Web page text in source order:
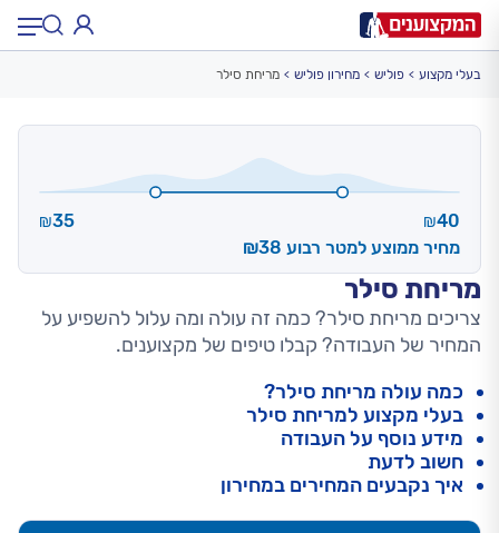
מריחת סילר
צריכים מריחת סילר? כמה זה עולה ומה עלול להשפיע על
המחיר של העבודה? קבלו טיפים של מקצוענים.
₪40
₪35
מחיר ממוצע למטר רבוע ₪38
בעלי מקצוע פוליש מחירון פוליש מריחת סילר
כמה עולה מריחת סילר?
בעלי מקצוע למריחת סילר
מידע נוסף על העבודה
חשוב לדעת
איך נקבעים המחירים במחירון